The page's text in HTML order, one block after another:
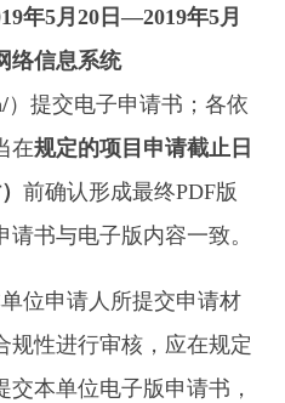
年5月 20 日—2019年5月
络信息系统
）提交电子申请书；各依
在规定的项目申请截止日
前确认形成最终PDF版
书与电子版内容一致。
申请人所提交申请材
规性进行审核，应在规定
本单位电子版申请书，